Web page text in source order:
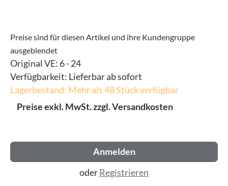
Preise sind für diesen Artikel und ihre Kundengruppe
ausgeblendet
Original VE: 6 - 24
Verfügbarkeit: Lieferbar ab sofort
Lagerbestand: Mehr als 48 Stück verfügbar
Preise exkl. MwSt. zzgl. Versandkosten
Anmelden
oderRegistrieren